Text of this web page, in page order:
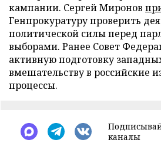
кампании. Сергей Миронов
Генпрокуратуру проверить
политической силы перед
выборами. Ранее Совет
активную подготовку
вмешательству в российские
процессы.
каналы